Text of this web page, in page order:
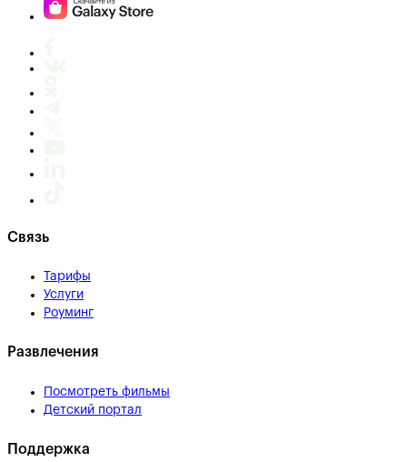
Связь
Тарифы
Услуги
Роуминг
Развлечения
Посмотреть фильмы
Детский портал
Поддержка